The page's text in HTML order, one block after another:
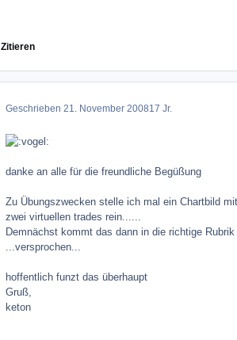
Zitieren
Geschrieben 21. November 200817 Jr.
danke an alle für die freundliche Begüßung
Zu Übungszwecken stelle ich mal ein Chartbild mit
zwei virtuellen trades rein......
Demnächst kommt das dann in die richtige Rubrik
...versprochen...
hoffentlich funzt das überhaupt
Gruß,
keton